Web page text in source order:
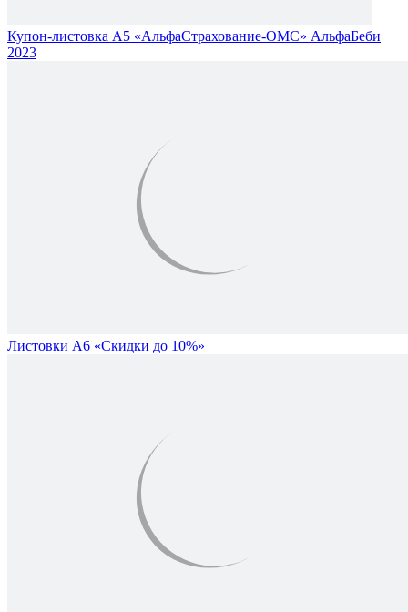
Купон-листовка А5 «АльфаСтрахование-ОМС» АльфаБеби
2023
Листовки А6 «Скидки до 10%»